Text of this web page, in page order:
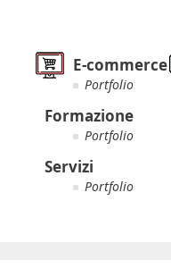
E-commerce
Portfolio
Formazione
Portfolio
Servizi
Portfolio